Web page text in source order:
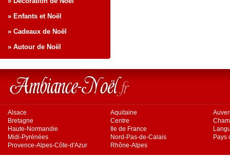
» Enfants et Noël
» Cadeaux de Noël
» Autour de Noël
Alsace Aquitaine
Bretagne
Centre
Haute-Normandie
Ile de France
Midi-Pyrénées
Nord-Pas-de-Calais
Pays
Provence-Alpes-Côte-d'Azur
Rhône-Alpes